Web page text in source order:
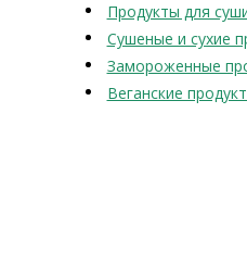
Продукты для
Сушеные и сухие
Замороженные
Веганские